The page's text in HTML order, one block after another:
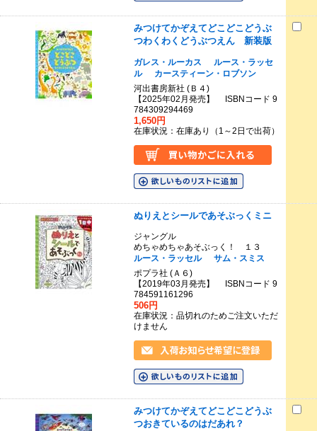
みつけてかぞえてどこどこどうぶ
つわくわくどうぶつえん 新装版
ガレス・ルーカス
ルース・ラッセ
ル
カースティーン・ロブソン
河出書房新社 (Ｂ４)
【2025年02月発売】 ISBNコード 9
784309294469
1,650円
在庫状況：在庫あり（1～2日で出荷）
ぬりえとシールであそぶっくミニ
ジャングル
めちゃめちゃあそぶっく！ １３
ルース・ラッセル
サム・スミス
ポプラ社 (Ａ６)
【2019年03月発売】 ISBNコード 9
784591161296
506円
在庫状況：品切れのためご注文いただ
けません
みつけてかぞえてどこどこどうぶ
つおきているのはだあれ？